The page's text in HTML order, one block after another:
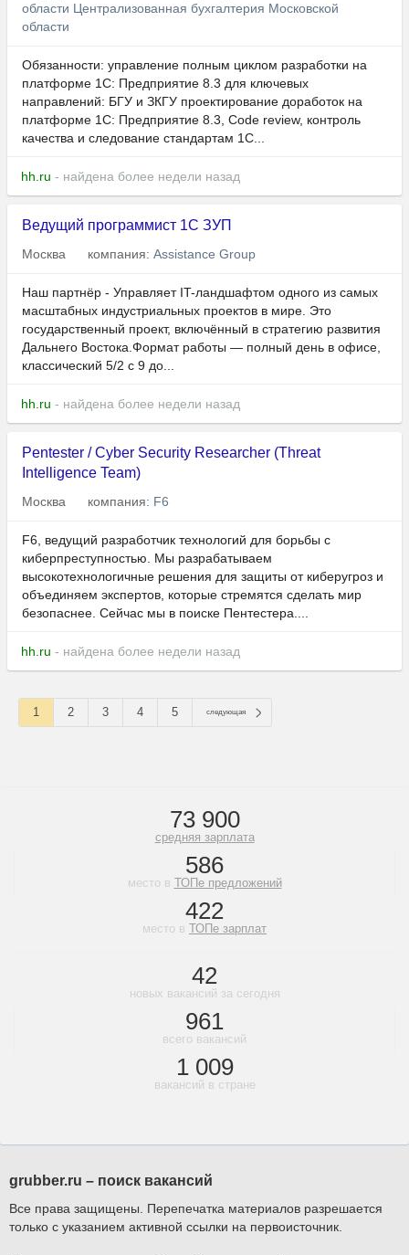
области Централизованная бухгалтерия Московской
области
Обязанности: управление полным циклом разработки на
платформе 1С: Предприятие 8.3 для ключевых
направлений: БГУ и ЗКГУ проектирование доработок на
платформе 1С: Предприятие 8.3, Code review, контроль
качества и следование стандартам 1С...
hh.ru - найдена более недели назад
Ведущий программист 1С ЗУП
Москва компания: Assistance Group
Наш партнёр - Управляет IT-ландшафтом одного из самых
масштабных индустриальных проектов в мире. Это
государственный проект, включённый в стратегию развития
Дальнего Востока.Формат работы — полный день в офисе,
классический 5/2 с 9 до...
hh.ru - найдена более недели назад
Pentester / Cyber Security Researcher (Threat
Intelligence Team)
Москва компания: F6
F6, ведущий разработчик технологий для борьбы с
киберпреступностью. Мы разрабатываем
высокотехнологичные решения для защиты от киберугроз и
объединяем экспертов, которые стремятся сделать мир
безопаснее. Сейчас мы в поиске Пентестера....
hh.ru - найдена более недели назад
1 2 3 4 5 следующая
73 900
средняя зарплата
586
место в ТОПе предложений
422
место в ТОПе зарплат
42
новых вакансий за сегодня
961
всего вакансий
1 009
вакансий в стране
grubber.ru – поиск вакансий
Все права защищены. Перепечатка материалов разрешается
только с указанием активной ссылки на первоисточник.